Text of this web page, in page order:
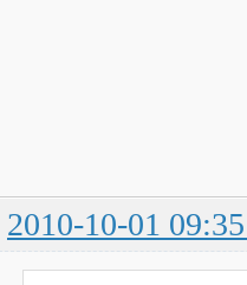
2010-10-01